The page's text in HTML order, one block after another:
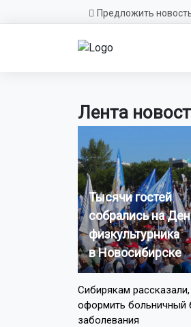
Предложить
Лента
Тысячи гостей
собрались на
физкультурника
в Новосибирске
Сибирякам рассказали,
оформить больничный
заболевания